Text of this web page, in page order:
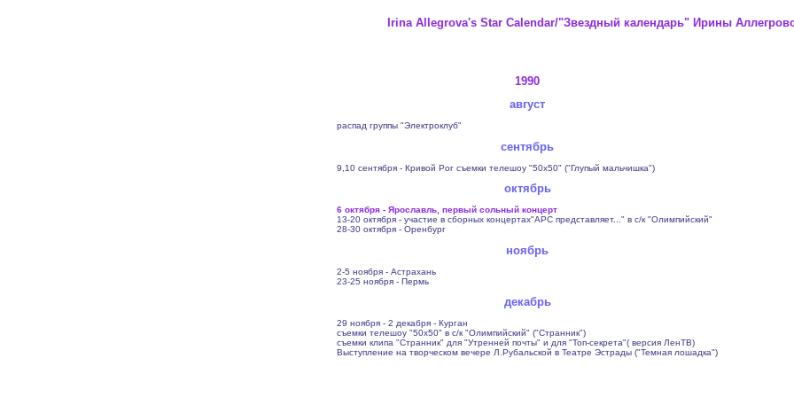
Irina Allegrova's Star Calendar/"Звездный календарь" Ирины
1990
август
распад группы "Электроклуб"
сентябрь
9,10 сентября - Кривой Рог съемки телешоу "50х50" ("Глупый мальчишка")
октябрь
6 октября - Ярославль, первый сольный концерт
13-20 октября - участие в сборных концертах"АРС представляет..." в с/к "Олимпийский"
28-30 октября - Оренбург
ноябрь
2-5 ноября - Астрахань
23-25 ноября - Пермь
декабрь
29 ноября - 2 декабря - Курган
съемки телешоу "50х50" в с/к "Олимпийский" ("Странник")
съемки клипа "Странник" для "Утренней почты" и для "Топ-секрета"( версия ЛенТВ)
Выступление на творческом вечере Л.Рубальской в Театре Эстрады ("Темная лошадка")